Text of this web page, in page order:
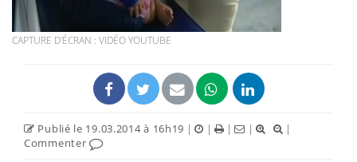
CAPTURE D'ÉCRAN : VIDÉO YOUTUBE
Publié le 19.03.2014 à 16h19 | | | |
|
Commenter